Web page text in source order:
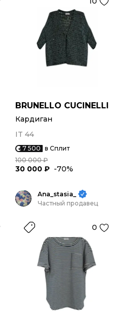
BRUNELLO CUCINELLI
Кардиган
IT 44
7 500 в Сплит
100 000 ₽
30 000 ₽ -70%
Ana_stasia_
Частный продавец
0